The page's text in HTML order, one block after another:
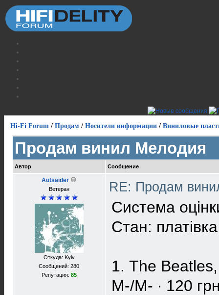
Hi-Fi Forum / Продам / Носители информации / Виниловые
Продам винил Мелодия
Автор Сообщение
Autsaider
Ветеран
Откуда: Kyiv
Сообщений: 280
Репутация: 85
RE: Продам
Система
Стан:
1. The
M-/M- ∙ 120